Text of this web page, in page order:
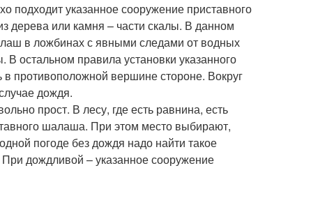
подходит указанное сооружение приставного
дерева или камня – части скалы. В данном
в ложбинах с явными следами от водных
В остальном правила установки указанного
противоположной вершине стороне. Вокруг
дождя.
прост. В лесу, где есть равнина, есть
шалаша. При этом место выбирают,
погоде без дождя надо найти такое
дождливой – указанное сооружение